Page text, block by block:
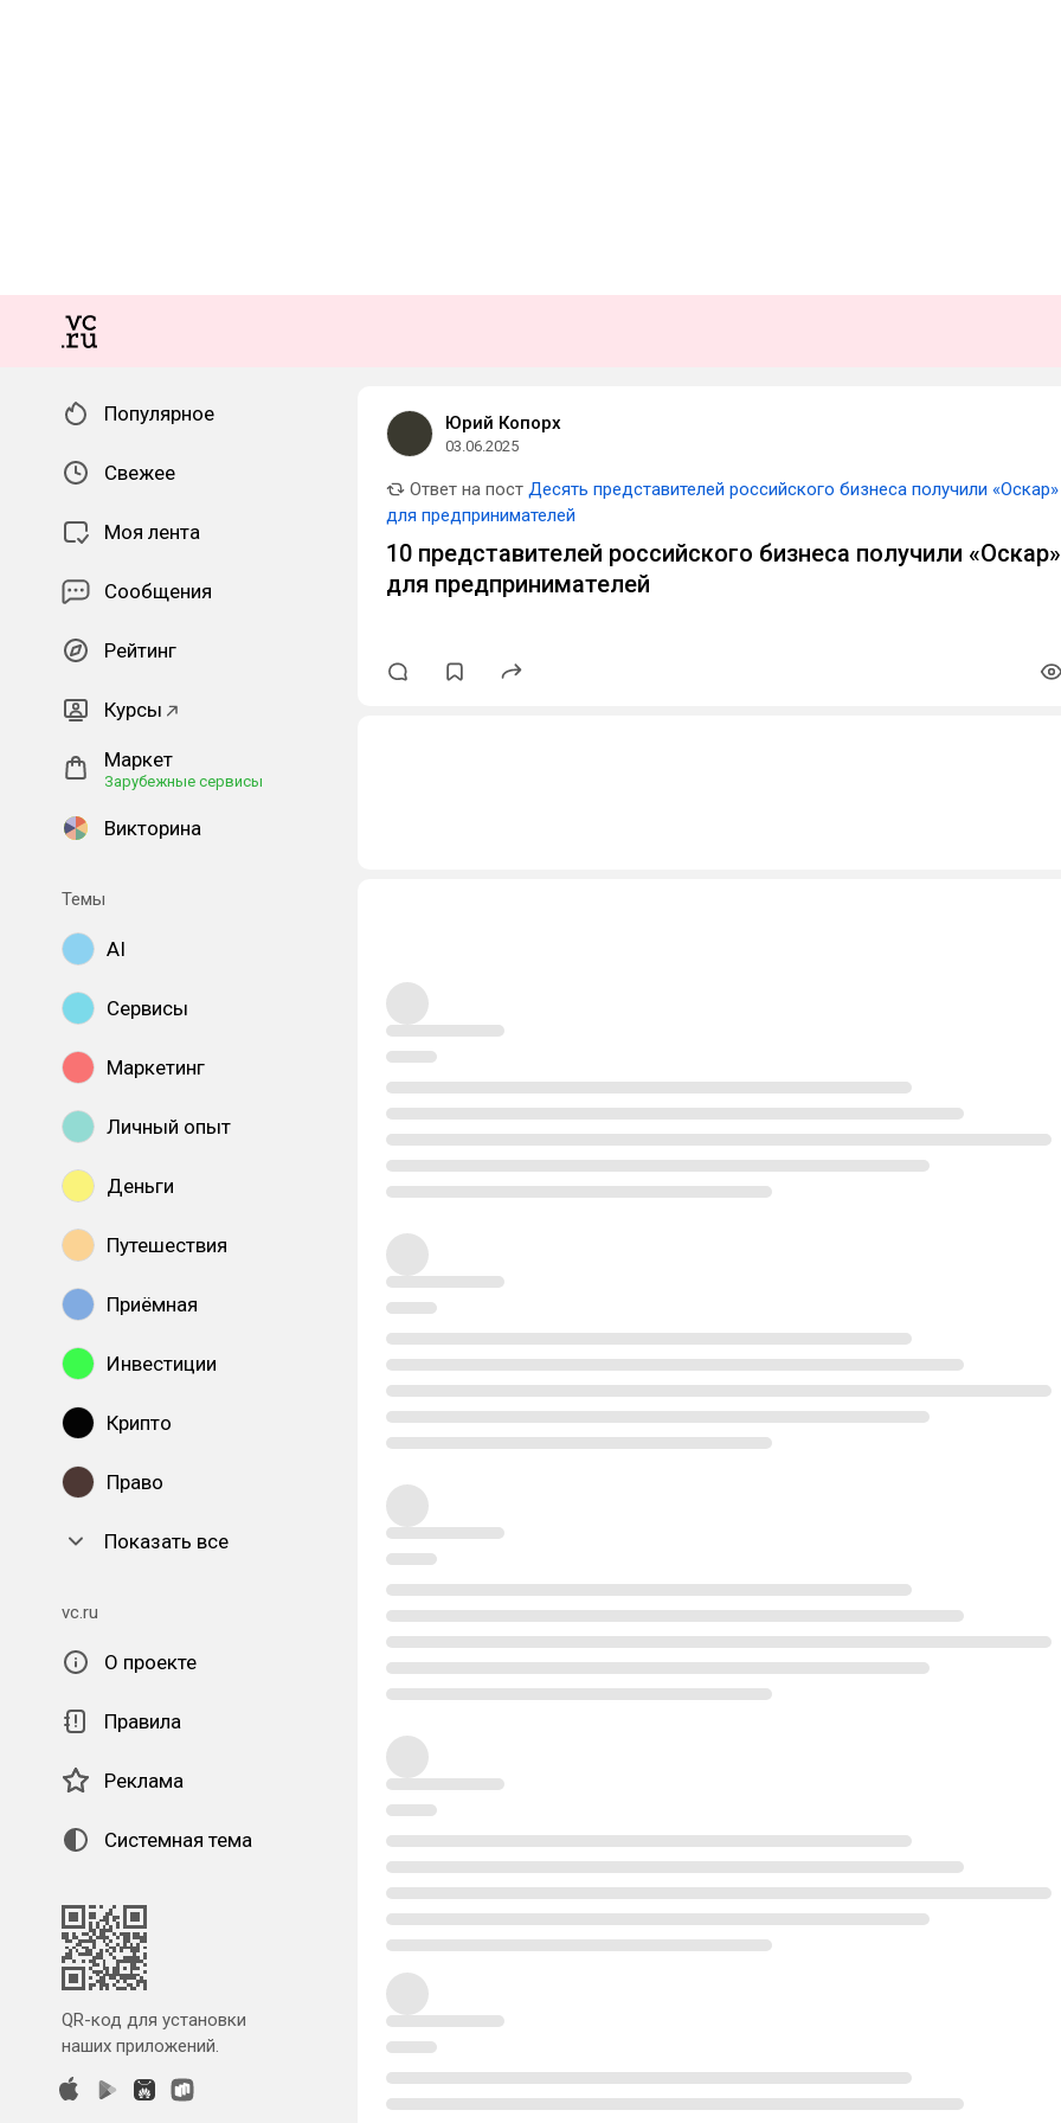
Популярное
Свежее
Моя лента
Сообщения
Рейтинг
Курсы
Маркет
Зарубежные сервисы
Викторина
Темы
AI
Сервисы
Маркетинг
Личный опыт
Деньги
Путешествия
Приёмная
Инвестиции
Крипто
Право
Показать все
vc.ru
О проекте
Правила
Реклама
Системная тема
QR-код для установки
наших приложений.
Юрий Копорх
03.06.2025
Ответ на пост Десять представителей российского бизнеса получили «Оскар»
для предпринимателей
10 представителей российского бизнеса получили «Оскар»
для предпринимателей